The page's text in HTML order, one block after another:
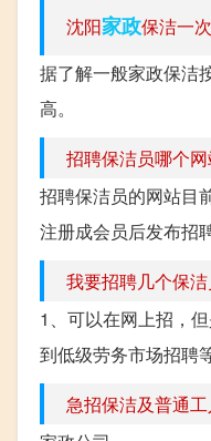
沈阳家政保洁一
据了解一般家政保洁
高。
招聘保洁员哪个
招聘保洁员的网站目
注册成会员后发布招
我要招聘几个保
1、可以在网上招，
到低级劳务市场招聘
急招保洁及普通